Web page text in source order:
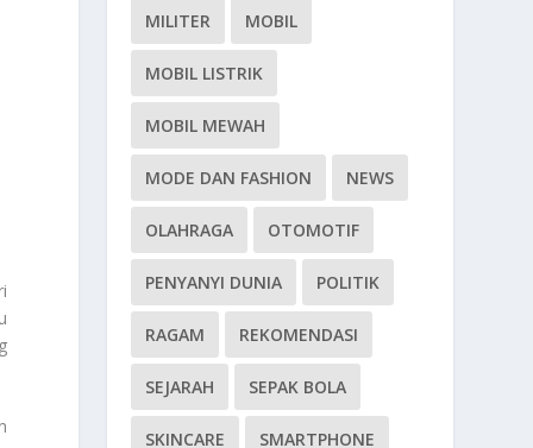
MILITER MOBIL
MOBIL LISTRIK
MOBIL MEWAH
MODE DAN FASHION NEWS
OLAHRAGA OTOMOTIF
PENYANYI DUNIA POLITIK
RAGAM REKOMENDASI
SEJARAH SEPAK BOLA
SKINCARE SMARTPHONE